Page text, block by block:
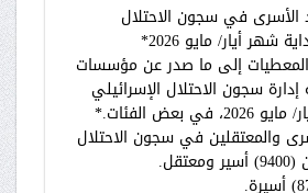
الأسرى في سجون الاحتلال
شهر أيار/ مايو 2026*
إلى ما صدر عن مؤسسات
إدارة سجون الاحتلال الإسرائيلي
الفئات.*
والمعتقلين في سجون الاحتلال